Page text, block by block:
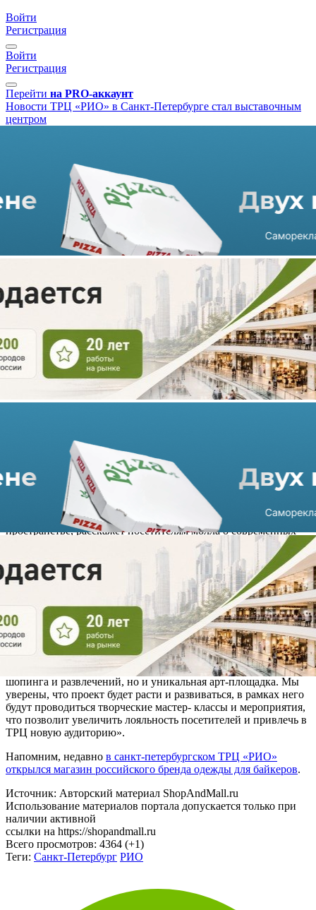
Войти
Регистрация
Войти
Регистрация
Перейти на PRO-аккаунт
Новости ТРЦ «РИО» в Санкт-Петербурге стал выставочным
центром
ТРЦ «РИО» в Санкт-
Петербурге стал
выставочным центром
22.04.2022 г. в 12:16
Уникальный выставочный проект запущен торговым центром
совместно с галереей Татьяны Тянговой и творческим
«Четыре стихии». Серия выставок (живописи, скульптуры,
графики, керамики и пр.), которая будет представлена в арт-
пространстве, расскажет посетителям молла о современных
тенденциях и именах, ставших популярными среди ценителей
искусства. Также здесь планируется проведение культурно-
просветительских мероприятий и других увлекательных
ивентов для посетителей ТРЦ.
Анна Никандрова, партнер Nikoliers (консалтинговая
компания, занимающаяся комплексным управлением ТРЦ
«РИО»), рассказала: «Запуск выставочного проекта «РИО-art»
стал значимым событием этой весны. Приобщение к
искусству является важнейшей составляющей современной
жизни. ТРЦ «РИО» сегодня – это не просто место для
шопинга и развлечений, но и уникальная арт-площадка. Мы
уверены, что проект будет расти и развиваться, в рамках него
будут проводиться творческие мастер- классы и мероприятия,
что позволит увеличить лояльность посетителей и привлечь в
ТРЦ новую аудиторию».
открылся магазин российского бренда одежды для байкеров
Использование материалов портала допускается только при
наличии активной
ссылки на https://shopandmall.ru
Всего просмотров:4364 (+1)
Теги: Санкт-Петербург РИО